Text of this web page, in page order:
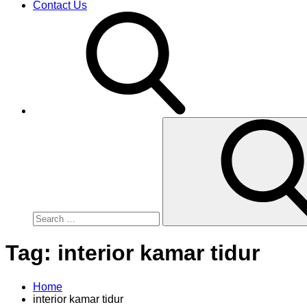
Contact Us
Tag: interior kamar tidur
Home
interior kamar tidur